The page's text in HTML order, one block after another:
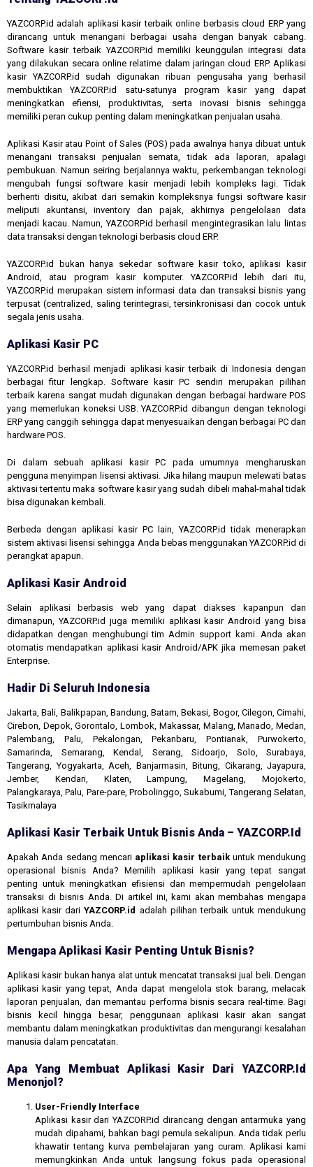
YAZCORP.id adalah aplikasi kasir terbaik online berbasis cloud ERP yang
dirancang untuk menangani berbagai usaha dengan banyak cabang.
Software kasir terbaik YAZCORP.id memiliki keunggulan integrasi data
yang dilakukan secara online relatime dalam jaringan cloud ERP. Aplikasi
kasir YAZCORP.id sudah digunakan ribuan pengusaha yang berhasil
membuktikan YAZCORP.id satu-satunya program kasir yang dapat
meningkatkan efiensi, produktivitas, serta inovasi bisnis sehingga
memiliki peran cukup penting dalam meningkatkan penjualan usaha.
Aplikasi Kasir atau Point of Sales (POS) pada awalnya hanya dibuat untuk
menangani transaksi penjualan semata, tidak ada laporan, apalagi
pembukuan. Namun seiring berjalannya waktu, perkembangan teknologi
mengubah fungsi software kasir menjadi lebih kompleks lagi. Tidak
berhenti disitu, akibat dari semakin kompleksnya fungsi software kasir
meliputi akuntansi, inventory dan pajak, akhirnya pengelolaan data
menjadi kacau. Namun, YAZCORP.id berhasil mengintegrasikan lalu lintas
data transaksi dengan teknologi berbasis cloud ERP.
YAZCORP.id bukan hanya sekedar software kasir toko, aplikasi kasir
Android, atau program kasir komputer. YAZCORP.id lebih dari itu,
YAZCORP.id merupakan sistem informasi data dan transaksi bisnis yang
terpusat (centralized, saling terintegrasi, tersinkronisasi dan cocok untuk
segala jenis usaha.
Aplikasi Kasir PC
YAZCORP.id berhasil menjadi aplikasi kasir terbaik di Indonesia dengan
berbagai fitur lengkap. Software kasir PC sendiri merupakan pilihan
terbaik karena sangat mudah digunakan dengan berbagai hardware POS
yang memerlukan koneksi USB. YAZCORP.id dibangun dengan teknologi
ERP yang canggih sehingga dapat menyesuaikan dengan berbagai PC dan
hardware POS.
Di dalam sebuah aplikasi kasir PC pada umumnya mengharuskan
pengguna menyimpan lisensi aktivasi. Jika hilang maupun melewati batas
aktivasi tertentu maka software kasir yang sudah dibeli mahal-mahal tidak
bisa digunakan kembali.
Berbeda dengan aplikasi kasir PC lain, YAZCORP.id tidak menerapkan
sistem aktivasi lisensi sehingga Anda bebas menggunakan YAZCORP.id di
perangkat apapun.
Aplikasi Kasir Android
Selain aplikasi berbasis web yang dapat diakses kapanpun dan
dimanapun, YAZCORP.id juga memiliki aplikasi kasir Android yang bisa
didapatkan dengan menghubungi tim Admin support kami. Anda akan
otomatis mendapatkan aplikasi kasir Android/APK jika memesan paket
Enterprise.
Hadir Di Seluruh Indonesia
Jakarta, Bali, Balikpapan, Bandung, Batam, Bekasi, Bogor, Cilegon, Cimahi,
Cirebon, Depok, Gorontalo, Lombok, Makassar, Malang, Manado, Medan,
Palembang, Palu, Pekalongan, Pekanbaru, Pontianak, Purwokerto,
Samarinda, Semarang, Kendal, Serang, Sidoarjo, Solo, Surabaya,
Tangerang, Yogyakarta, Aceh, Banjarmasin, Bitung, Cikarang, Jayapura,
Jember, Kendari, Klaten, Lampung, Magelang, Mojokerto,
Palangkaraya, Palu, Pare-pare, Probolinggo, Sukabumi, Tangerang Selatan,
Tasikmalaya
Aplikasi Kasir Terbaik Untuk Bisnis Anda – YAZCORP.id
Apakah Anda sedang mencari aplikasi kasir terbaikuntuk mendukung
operasional bisnis Anda? Memilih aplikasi kasir yang tepat sangat
penting untuk meningkatkan efisiensi dan mempermudah pengelolaan
transaksi di bisnis Anda. Di artikel ini, kami akan membahas mengapa
aplikasi kasir dariYAZCORP.id adalah pilihan terbaik untuk mendukung
pertumbuhan bisnis Anda.
Mengapa Aplikasi Kasir Penting Untuk Bisnis?
Aplikasi kasir bukan hanya alat untuk mencatat transaksi jual beli. Dengan
aplikasi kasir yang tepat, Anda dapat mengelola stok barang, melacak
laporan penjualan, dan memantau performa bisnis secara real-time. Bagi
bisnis kecil hingga besar, penggunaan aplikasi kasir akan sangat
membantu dalam meningkatkan produktivitas dan mengurangi kesalahan
manusia dalam pencatatan.
Apa Yang Membuat Aplikasi Kasir Dari YAZCORP.id
Menonjol?
User-Friendly Interface
Aplikasi kasir dari YAZCORP.id dirancang dengan antarmuka yang
mudah dipahami, bahkan bagi pemula sekalipun. Anda tidak perlu
khawatir tentang kurva pembelajaran yang curam. Aplikasi kami
memungkinkan Anda untuk langsung fokus pada operasional